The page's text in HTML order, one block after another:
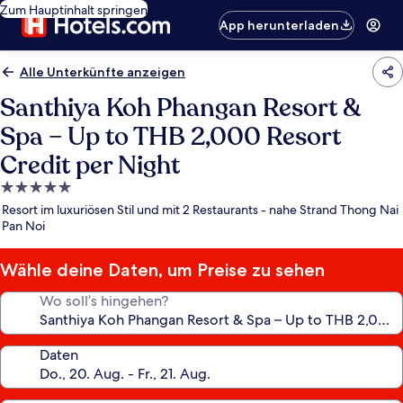
Zum Hauptinhalt springen
App herunterladen
Alle Unterkünfte anzeigen
Santhiya Koh Phangan Resort &
Spa – Up to THB 2,000 Resort
Credit per Night
5.0-
Sterne-
Unterkunft
Resort im luxuriösen Stil und mit 2 Restaurants - nahe Strand Thong Nai
Pan Noi
Wähle deine Daten, um Preise zu sehen
Wo soll’s hingehen?
Daten